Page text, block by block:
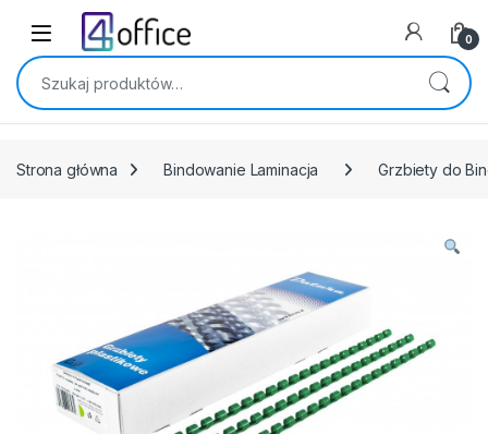
Skip to navigation
Skip to content
0
Szukaj:
Strona główna Bindowanie Laminacja Grzbiety do